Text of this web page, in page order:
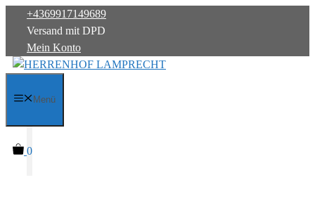
Inhalt
springen
+4369917149689
Versand mit DPD
Mein Konto
Menü
0